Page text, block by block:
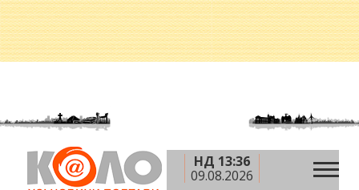
НД 13:36
09.08.2026
Головна » Новини »
У Полтаві на мосту, що над
залізничними коліями, діряве огородження